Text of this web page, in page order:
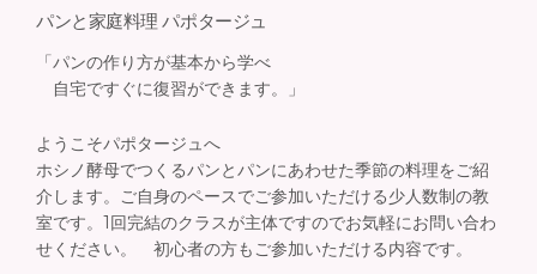
パンと家庭料理 パポタージュ
「パンの作り方が基本から学べ
自宅ですぐに復習ができます。」
ようこそパポタージュへ
ホシノ酵母でつくるパンとパンにあわせた季節の料理をご紹
介します。ご自身のペースでご参加いただける少人数制の教
室です。1回完結のクラスが主体ですのでお気軽にお問い合わ
せください。 初心者の方もご参加いただける内容です。